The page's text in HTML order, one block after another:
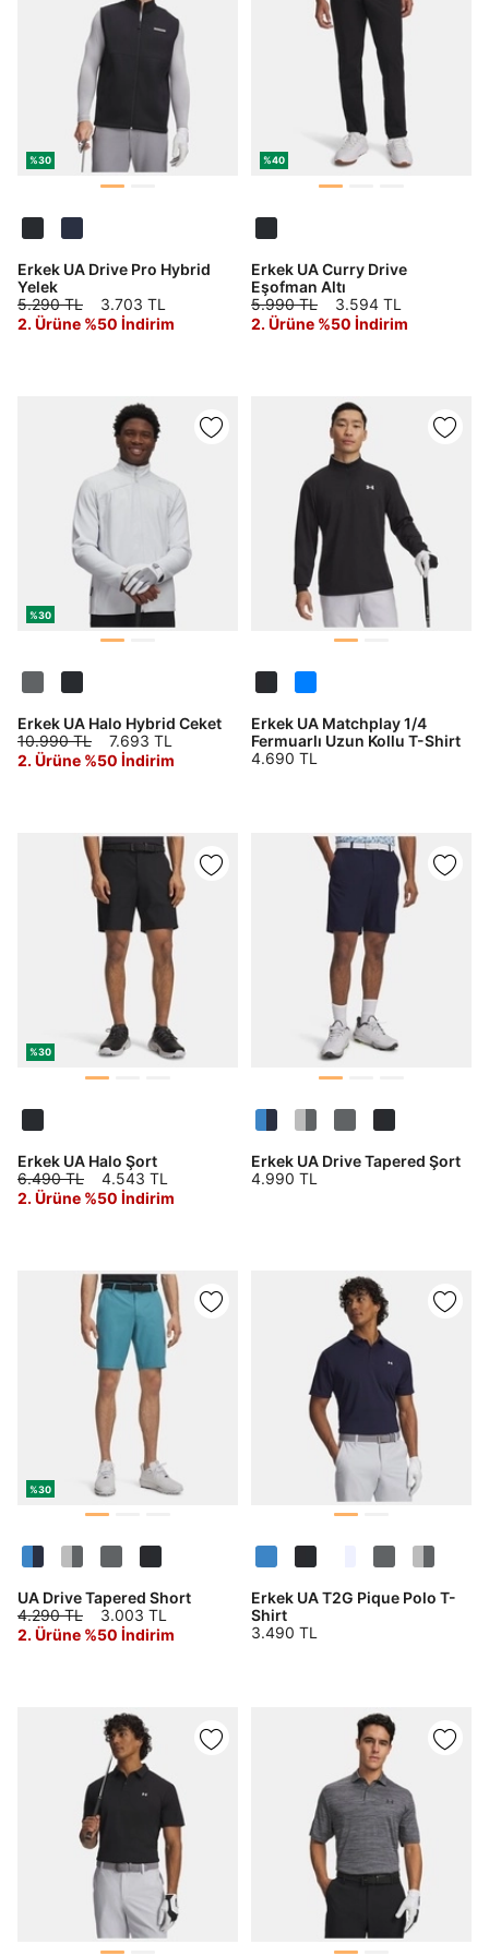
%30
Erkek UA Drive Pro Hybrid
Yelek
5.290 TL
3.703 TL
2. Ürüne %50 İndirim
%40
Erkek UA Curry Drive
Eşofman Altı
5.990 TL
3.594 TL
2. Ürüne %50 İndirim
%30
Erkek UA Halo Hybrid Ceket
10.990 TL
7.693 TL
2. Ürüne %50 İndirim
Erkek UA Matchplay 1/4
Fermuarlı Uzun Kollu T-Shirt
4.690 TL
%30
Erkek UA Halo Şort
6.490 TL
4.543 TL
2. Ürüne %50 İndirim
Erkek UA Drive Tapered Şort
4.990 TL
%30
UA Drive Tapered Short
4.290 TL
3.003 TL
2. Ürüne %50 İndirim
Erkek UA T2G Pique Polo T-
Shirt
3.490 TL